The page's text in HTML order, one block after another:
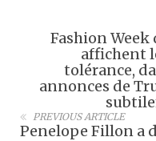
Fashion Week
affichent
tolérance,
annonces de
PREVIOUS ARTICLE
Penelope Fillon a